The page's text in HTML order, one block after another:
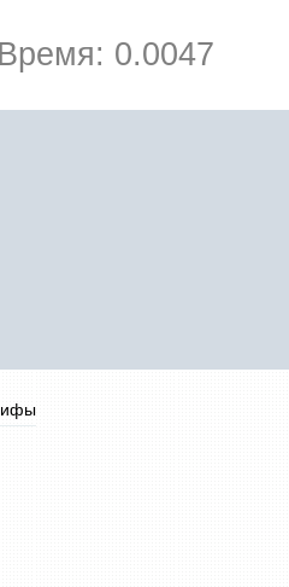
Время: 0.0047